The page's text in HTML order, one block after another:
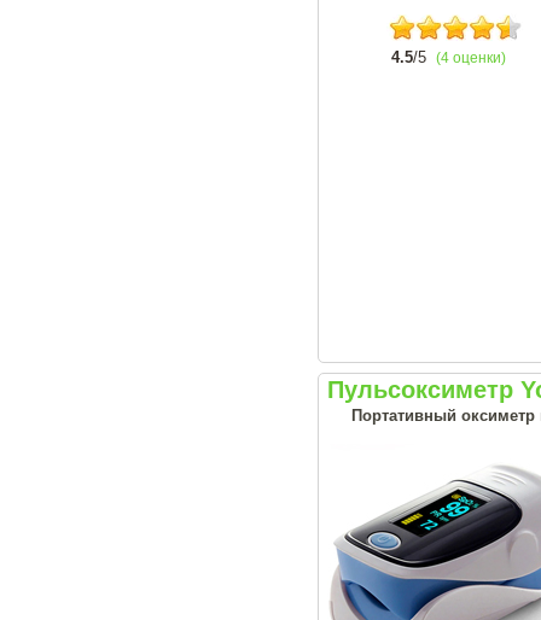
4.5/5 (4 оценки)
Пульсоксиметр
Портативный оксиметр